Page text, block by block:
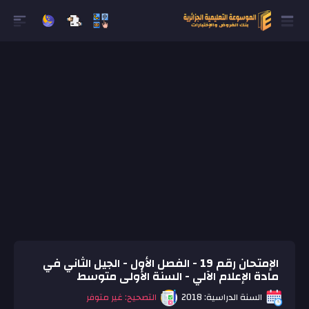
الإمتحان رقم 19 - الفصل الأول - الجيل الثاني في
مادة الإعلام الآلي - السنة الأولى متوسط
السنة الدراسية: 2018 التصحيح: غير متوفر